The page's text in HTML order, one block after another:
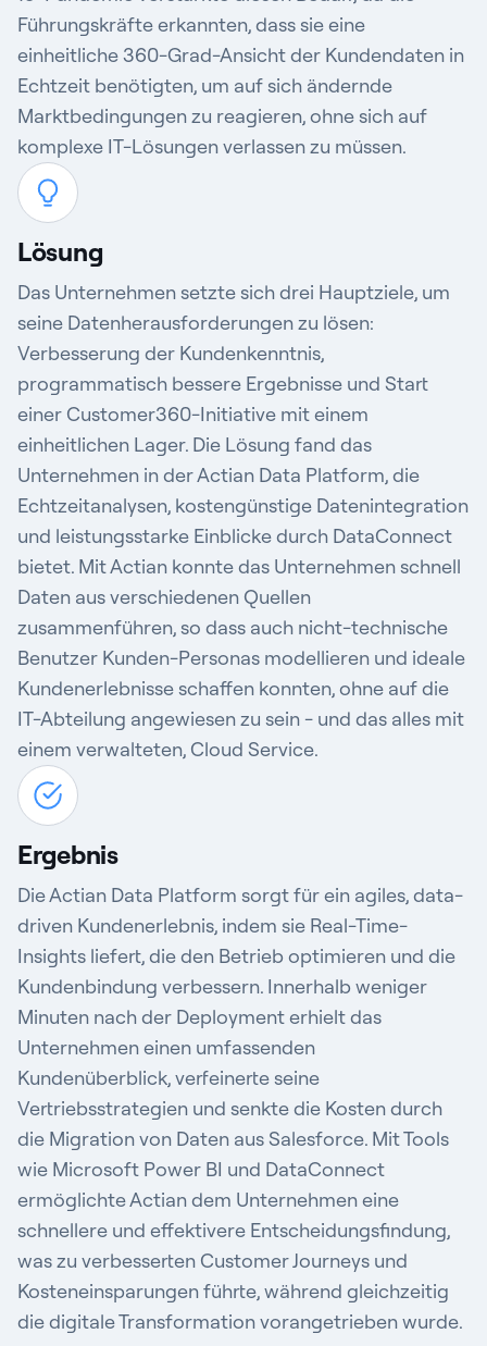
Führungskräfte erkannten, dass sie eine
einheitliche 360-Grad-Ansicht der Kundendaten in
Echtzeit benötigten, um auf sich ändernde
Marktbedingungen zu reagieren, ohne sich auf
komplexe IT-Lösungen verlassen zu müssen.
Lösung
Das Unternehmen setzte sich drei Hauptziele, um
seine Datenherausforderungen zu lösen:
Verbesserung der Kundenkenntnis,
programmatisch bessere Ergebnisse und Start
einer Customer360-Initiative mit einem
einheitlichen Lager. Die Lösung fand das
Unternehmen in der Actian Data Platform, die
Echtzeitanalysen, kostengünstige Datenintegration
und leistungsstarke Einblicke durch DataConnect
bietet. Mit Actian konnte das Unternehmen schnell
Daten aus verschiedenen Quellen
zusammenführen, so dass auch nicht-technische
Benutzer Kunden-Personas modellieren und ideale
Kundenerlebnisse schaffen konnten, ohne auf die
IT-Abteilung angewiesen zu sein - und das alles mit
einem verwalteten, Cloud Service.
Ergebnis
Die Actian Data Platform sorgt für ein agiles, data-
driven Kundenerlebnis, indem sie Real-Time-
Insights liefert, die den Betrieb optimieren und die
Kundenbindung verbessern. Innerhalb weniger
Minuten nach der Deployment erhielt das
Unternehmen einen umfassenden
Kundenüberblick, verfeinerte seine
Vertriebsstrategien und senkte die Kosten durch
die Migration von Daten aus Salesforce. Mit Tools
wie Microsoft Power BI und DataConnect
ermöglichte Actian dem Unternehmen eine
schnellere und effektivere Entscheidungsfindung,
was zu verbesserten Customer Journeys und
Kosteneinsparungen führte, während gleichzeitig
die digitale Transformation vorangetrieben wurde.